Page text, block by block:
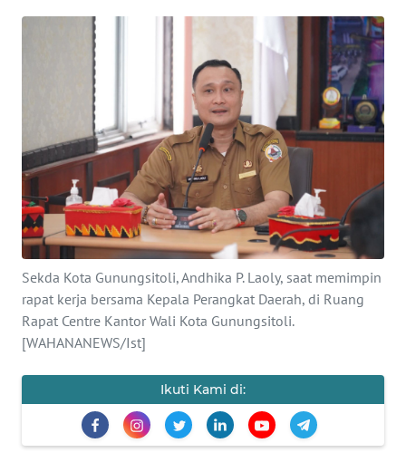
Sekda Kota Gunungsitoli, Andhika P. Laoly, saat memimpin
rapat kerja bersama Kepala Perangkat Daerah, di Ruang
Rapat Centre Kantor Wali Kota Gunungsitoli.
[WAHANANEWS/Ist]
Ikuti Kami di:
NUSANTARA
SERBA-
SERBI
Informasi
INDEKS
BERITA
KONTAK
KAMI
IKLAN
TENTANG